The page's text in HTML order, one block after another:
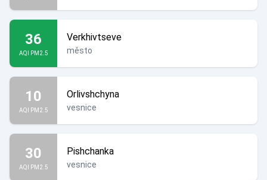
36
AQI PM2.5
Verkhivtseve
město
10
AQI PM2.5
Orlivshchyna
vesnice
30
AQI PM2.5
Pishchanka
vesnice